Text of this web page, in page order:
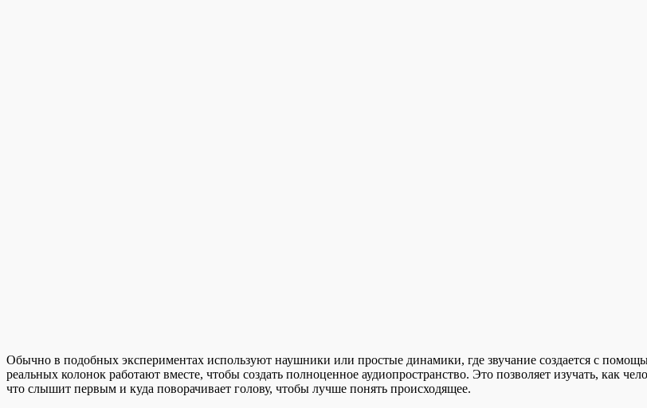
Обычно в подобных экспериментах используют наушники или простые динамики, где звучание создается с
реальных колонок работают вместе, чтобы создать полноценное аудиопространство. Это позволяет изучать, как
что слышит первым и куда поворачивает голову, чтобы лучше понять происходящее.